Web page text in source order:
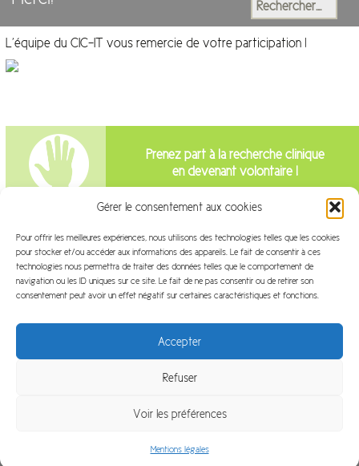
Gérer le consentement aux cookies
Pour offrir les meilleures expériences, nous utilisons des technologies telles que les cookies
pour stocker et/ou accéder aux informations des appareils. Le fait de consentir à ces
technologies nous permettra de traiter des données telles que le comportement de
navigation ou les ID uniques sur ce site. Le fait de ne pas consentir ou de retirer son
consentement peut avoir un effet négatif sur certaines caractéristiques et fonctions.
Accepter
Refuser
Voir les préférences
Mentions légales
L’équipe du CIC-IT vous remercie de votre participation !
Prenez part à la recherche clinique
en devenant volontaire !
Intéressé par la recherche clinique?
Venez travailler avec nous!
Mentions légales
Plateforme ArchiMed